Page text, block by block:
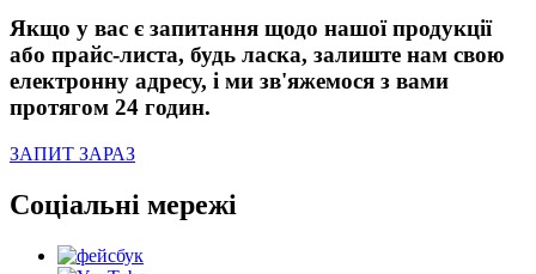
Якщо у вас є запитання щодо нашої продукції
або прайс-листа, будь ласка, залиште нам свою
електронну адресу, і ми зв'яжемося з вами
протягом 24 годин.
ЗАПИТ ЗАРАЗ
Соціальні мережі